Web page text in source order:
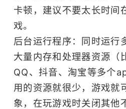
卡顿，建议不要太长时间
戏。
后台运行程序：同时运行
大量内存和处理器资源（
QQ、抖音、淘宝等多个
用的资源就很少，游戏就
象，在玩游戏时关闭其他